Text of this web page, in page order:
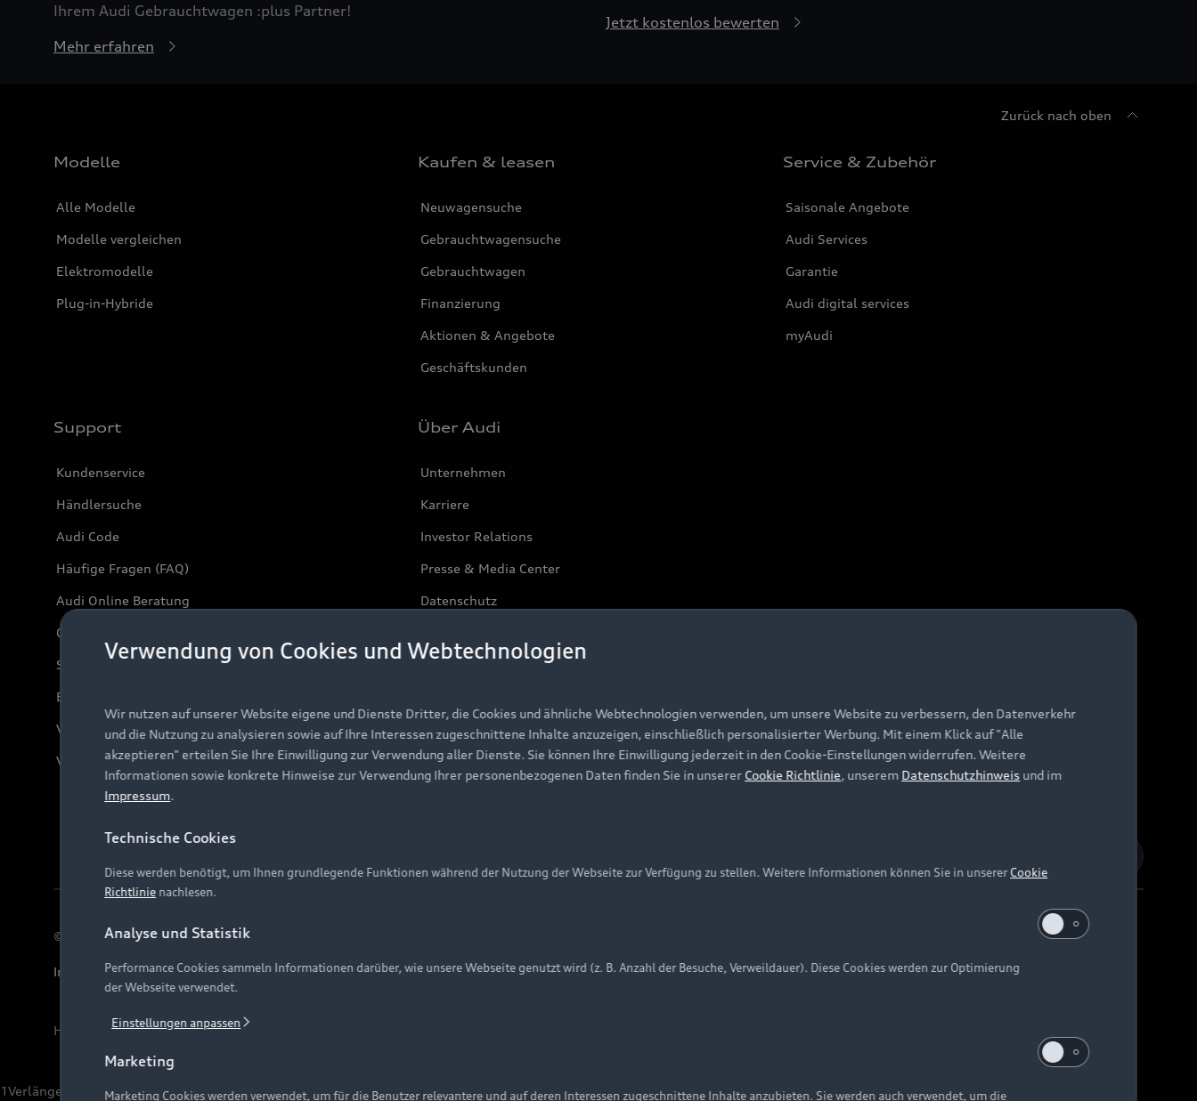
Ihrem Audi Gebrauchtwagen :plus Partner!
Mehr erfahren
Jetzt kostenlos bewerten
Zurück nach oben
Modelle
Alle Modelle
Modelle vergleichen
Elektromodelle
Plug-in-Hybride
Kaufen & leasen
Neuwagensuche
Gebrauchtwagensuche
Gebrauchtwagen
Finanzierung
Aktionen & Angebote
Geschäftskunden
Service & Zubehör
Saisonale Angebote
Audi Services
Garantie
Audi digital services
myAudi
Support
Kundenservice
Händlersuche
Audi Code
Häufige Fragen (FAQ)
Audi Online Beratung
Online-Terminvereinbarung
Servicekontakt
Bordbuch & Bedienungsanleitungen
Verträge kündigen
Vertrag widerrufen
Über Audi
Unternehmen
Karriere
Investor Relations
Presse & Media Center
Datenschutz
© 2026 AUDI AG. Alle Rechte vorbehalten
Impressum Rechtliches Hinweisgebersystem Datenschutzinformation Cookie-Einstellungen Cookie-Richtlinie Barrierefreiheit Digital Services Act
Hinweis: Die aktuelle Darstellung und Anordnung der Embleme am Fahrzeug bei allen Abbildungen auf dieser Webseite kann abweichen.
1Verlängerung vorbehalten.
Verwendung von Cookies und Webtechnologien
Wir nutzen auf unserer Website eigene und Dienste Dritter, die Cookies und ähnliche Webtechnologien verwenden, um unsere Website zu verbessern, den Datenverkehr
und die Nutzung zu analysieren sowie auf Ihre Interessen zugeschnittene Inhalte anzuzeigen, einschließlich personalisierter Werbung. Mit einem Klick auf "Alle
akzeptieren" erteilen Sie Ihre Einwilligung zur Verwendung aller Dienste. Sie können Ihre Einwilligung jederzeit in den Cookie-Einstellungen widerrufen. Weitere
Informationen sowie konkrete Hinweise zur Verwendung Ihrer personenbezogenen Daten finden Sie in unserer Cookie Richtlinie, unserem Datenschutzhinweis und im
Impressum.
Technische Cookies
Diese werden benötigt, um Ihnen grundlegende Funktionen während der Nutzung der Webseite zur Verfügung zu stellen. Weitere Informationen können Sie in unsererCookie
Richtlinie nachlesen.
Analyse und Statistik
Performance Cookies sammeln Informationen darüber, wie unsere Webseite genutzt wird (z. B. Anzahl der Besuche, Verweildauer). Diese Cookies werden zur Optimierung
der Webseite verwendet.
Einstellungen anpassen
Marketing
Marketing Cookies werden verwendet, um für die Benutzer relevantere und auf deren Interessen zugeschnittene Inhalte anzubieten. Sie werden auch verwendet, um die